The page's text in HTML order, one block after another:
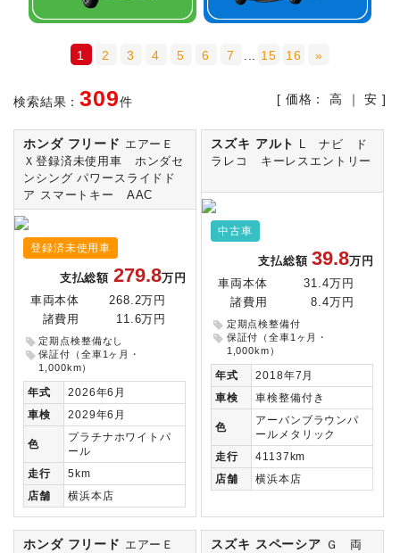
1 2 3 4 5 6 7 15 16 »
[ 価格：高 ｜安 ]
検索結果：309件
ホンダ フリード エアーＥ
Ｘ登録済未使用車 ホンダセ
ンシング パワースライドド
ア スマートキー AAC
登録済未使用車
支払総額 279.8万円
車両本体
268.2万円
諸費用
11.6万円
定期点検整備なし
保証付（全車1ヶ月・
1,000km）
年式
2026年6月
車検
2029年6月
色
プラチナホワイトパ
ール
走行
5km
店舗
横浜本店
スズキ アルト
L ナビ ド
ラレコ キーレスエントリー
中古車
支払総額39.8万円
車両本体
31.4万円
諸費用
8.4万円
定期点検整備付
保証付（全車1ヶ月・
1,000km）
年式
2018年7月
車検
車検整備付き
色
アーバンブラウンパ
ールメタリック
走行
41137km
店舗
横浜本店
ホンダ フリード エアーＥ
スズキ スペーシア
Ｇ 両